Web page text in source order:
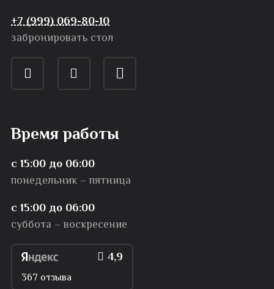
+7 (999) 069-80-10
забронировать стол
Время работы
с 15:00 до 06:00
понедельник – пятница
с 15:00 до 06:00
суббота – воскресение
4,9
367 отзыва